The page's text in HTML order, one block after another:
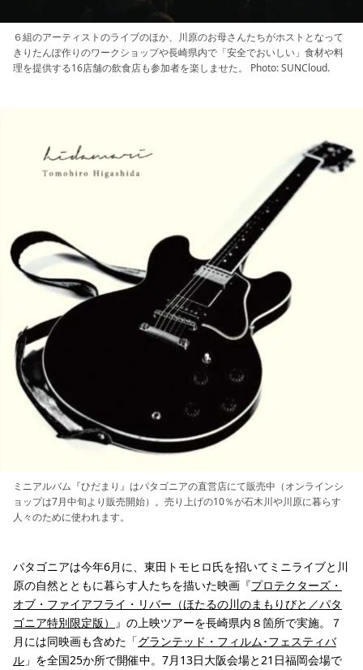
６組のアーティストのライブのほか、川原のお母さんたちがホストとなって
きりたんぽ作りのワークショップや長崎県内で「安全でおいしい」食材や料
理を提供する16店舗の飲食店も参加者を楽しませた。 Photo: SUNCloud.
ミニアルバム『ひだまり』はパタゴニアの直営店にて販売中（オンラインシ
ョップは7月中旬より販売開始）。売り上げの10％が石木川や川原に暮らす
人々のために使われます。
パタゴニアは今年6月に、東田トモヒロ氏を招いてミニライブと川
原の自然とともに暮らす人たちを描いた映画『プロテクターズ・
オブ・ファイアフライ・リバー（ほたるの川のまもりびと／パタ
ゴニア特別限定版） 』の上映ツアーを長崎県内８箇所で実施。７
月には同映画も含めた「グランテッド・フィルム･フェスティバ
ル 」を全国25か所で開催中。7月13日大阪会場と21日福岡会場で